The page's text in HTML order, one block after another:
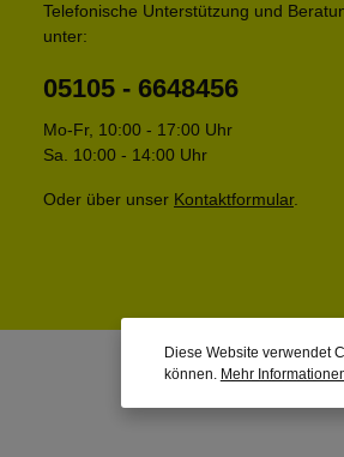
Telefonische Unterstützung und
unter:
05105 - 6648456
Mo-Fr, 10:00 - 17:00 Uhr
Sa. 10:00 - 14:00 Uhr
Oder über unser Kontaktformular.
Diese Website verwendet
können. Mehr Informationen